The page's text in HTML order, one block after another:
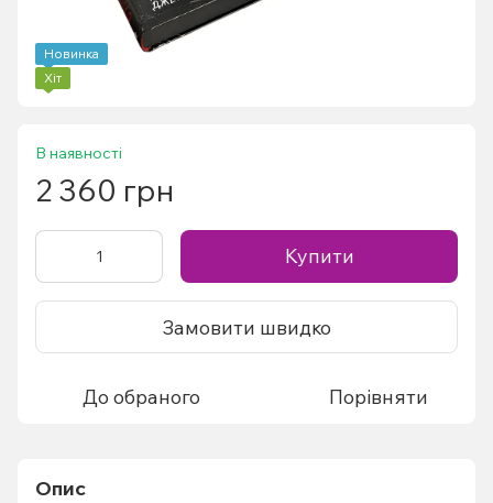
Новинка
Хіт
В наявності
2 360 грн
Купити
Замовити швидко
До обраного Порівняти
Опис